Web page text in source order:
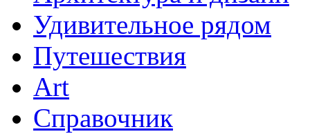
Удивительное рядом
Путешествия
Art
Cправочник